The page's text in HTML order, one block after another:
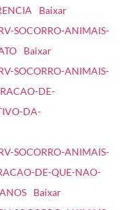
Baixar
SOCORRO-ANIMAIS-
Baixar
SOCORRO-ANIMAIS-
DE-
DA-
SOCORRO-ANIMAIS-
DE-QUE-NAO-
Baixar